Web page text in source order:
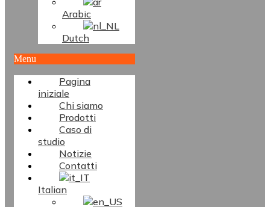
Arabic
Dutch
Menu
Pagina
iniziale
Chi siamo
Prodotti
Caso di
studio
Notizie
Contatti
Italian